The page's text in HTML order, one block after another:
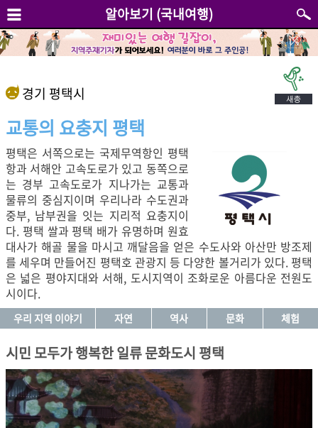
알아보기 (국내여행)
경기 평택시
교통의 요충지 평택
평택은 서쪽으로는 국제무역항인 평택
항과 서해안 고속도로가 있고 동쪽으로
는 경부 고속도로가 지나가는 교통과
물류의 중심지이며 우리나라 수도권과
중부, 남부권을 잇는 지리적 요충지이
다. 평택 쌀과 평택 배가 유명하며 원효
대사가 해골 물을 마시고 깨달음을 얻은 수도사와 아산만 방조제
를 세우며 만들어진 평택호 관광지 등 다양한 볼거리가 있다. 평택
은 넓은 평야지대와 서해, 도시지역이 조화로운 아름다운 전원도
시이다.
우리 지역 이야기 자연 역사 문화 체험
시민 모두가 행복한 일류 문화도시 평택